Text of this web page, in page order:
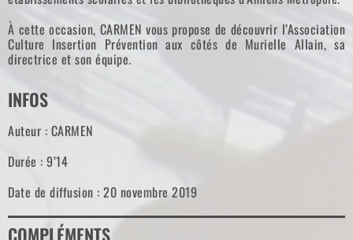
À cette occasion, CARMEN vous propose de découvrir l’Association
Culture Insertion Prévention aux côtés de Murielle Allain, sa
directrice et son équipe.
INFOS
Auteur : CARMEN
Durée : 9’14
Date de diffusion : 20 novembre 2019
COMPLÉMENTS